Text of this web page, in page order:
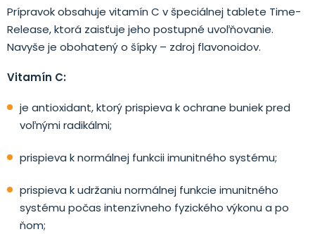
Prípravok obsahuje vitamín C v špeciálnej tablete Time-
Release, ktorá zaisťuje jeho postupné uvoľňovanie.
Navyše je obohatený o šípky – zdroj flavonoidov.
Vitamín C:
je antioxidant, ktorý prispieva k ochrane buniek pred
voľnými radikálmi;
prispieva k normálnej funkcii imunitného systému;
prispieva k udržaniu normálnej funkcie imunitného
systému počas intenzívneho fyzického výkonu a po
ňom;